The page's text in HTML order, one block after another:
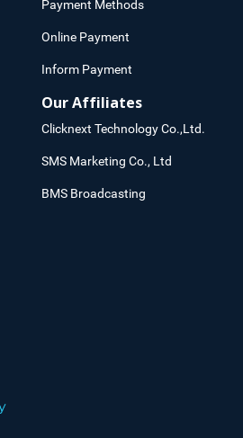
Payment Methods
Online Payment
Inform Payment
Our Affiliates
Clicknext Technology Co.,Ltd.
SMS Marketing Co., Ltd
BMS Broadcasting